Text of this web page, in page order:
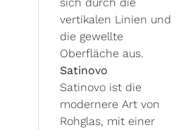
vertikalen Linien und
die gewellte
Oberfläche aus.
Satinovo
Satinovo ist die
modernere Art von
Rohglas, mit einer